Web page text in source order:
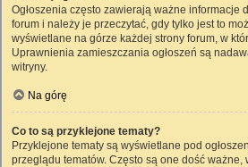
Ogłoszenia często zawierają ważne informacje
forum i należy je przeczytać, gdy tylko jest to
wyświetlane na górze każdej strony forum, w
Uprawnienia zamieszczania ogłoszeń są
witryny.
Na górę
Co to są przyklejone tematy?
Przyklejone tematy są wyświetlane pod
przeglądu tematów. Często są one dość ważne,